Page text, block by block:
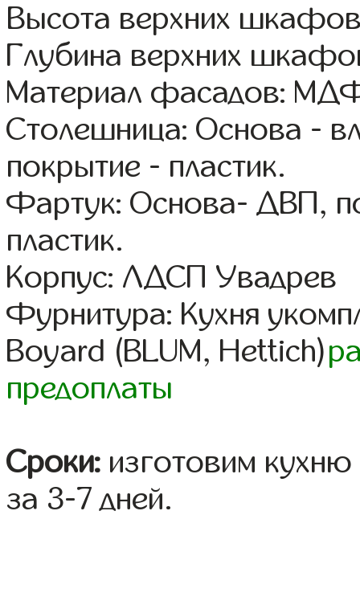
Высота верхних
Глубина верхних
Материал фасадов:
Столешница: Основа -
покрытие - пластик.
Фартук: Основа- ДВП,
пластик.
Корпус: ЛДСП Увадрев
Фурнитура: Кухня
Boyard (BLUM, Hettich)
предоплаты
Сроки: изготовим
за 3-7 дней.